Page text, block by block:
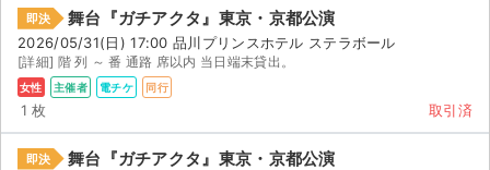
即決 舞台『ガチアクタ』東京・京都公演
2026/05/31(日) 17:00 品川プリンスホテル ステラボール
[詳細] 階 列 ～ 番 通路 席以内 当日端末貸出。
女性 主催者 電チケ 同行
1 枚 取引済
即決 舞台『ガチアクタ』東京・京都公演